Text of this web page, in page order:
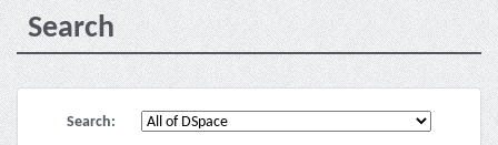
Search
Search: